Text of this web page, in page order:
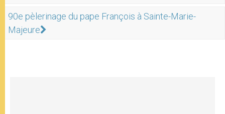
90e pèlerinage du pape François à Sainte-Marie-
Majeure